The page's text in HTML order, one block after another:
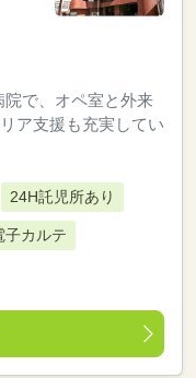
で、オペ室と外来
ア支援も充実してい
24H託児所あり
子カルテ